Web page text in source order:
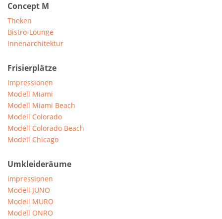
Concept M
Theken
Bistro-Lounge
Innenarchitektur
Frisierplätze
Impressionen
Modell Miami
Modell Miami Beach
Modell Colorado
Modell Colorado Beach
Modell Chicago
Umkleideräume
Impressionen
Modell JUNO
Modell MURO
Modell ONRO